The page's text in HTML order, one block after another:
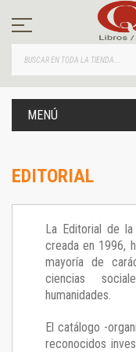
contenido
MENÚ
EDITORIAL
La Editorial de la
creada en 1996,
mayoría de
ciencias
humanidades.
El catálogo -
reconocidos